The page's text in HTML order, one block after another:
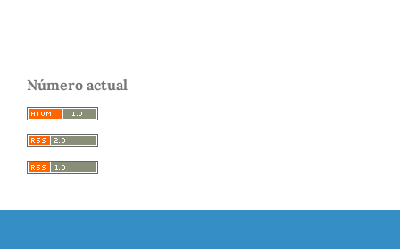
Número actual